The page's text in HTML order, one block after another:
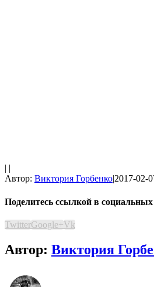
| |
Автор: Виктория Горбенко|2017-02-
Поделитесь ссылкой в социальных
TwitterGoogle+Vk
Автор: Виктория